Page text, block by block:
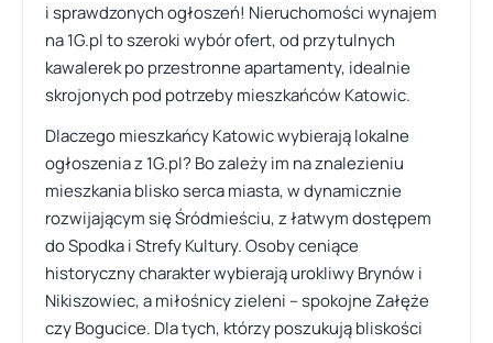
i sprawdzonych ogłoszeń! Nieruchomości wynajem
na 1G.pl to szeroki wybór ofert, od przytulnych
kawalerek po przestronne apartamenty, idealnie
skrojonych pod potrzeby mieszkańców Katowic.
Dlaczego mieszkańcy Katowic wybierają lokalne
ogłoszenia z 1G.pl? Bo zależy im na znalezieniu
mieszkania blisko serca miasta, w dynamicznie
rozwijającym się Śródmieściu, z łatwym dostępem
do Spodka i Strefy Kultury. Osoby ceniące
historyczny charakter wybierają urokliwy Brynów i
Nikiszowiec, a miłośnicy zieleni – spokojne Załęże
czy Bogucice. Dla tych, którzy poszukują bliskości